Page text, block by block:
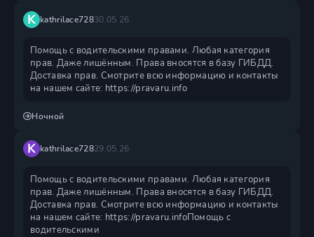
K kathrilace72830.05.26
Помощь с водительскими правами. Любая категория
прав. Даже лишённым. Права вносятся в базу ГИБДД.
Доставка прав. Смотрите всю информацию и контакты
на нашем сайте: https://pravaru.info
Ночной
K kathrilace72829.05.26
Помощь с водительскими правами. Любая категория
прав. Даже лишённым. Права вносятся в базу ГИБДД.
Доставка прав. Смотрите всю информацию и контакты
на нашем сайте: https://pravaru.infoПомощь с
водительскими